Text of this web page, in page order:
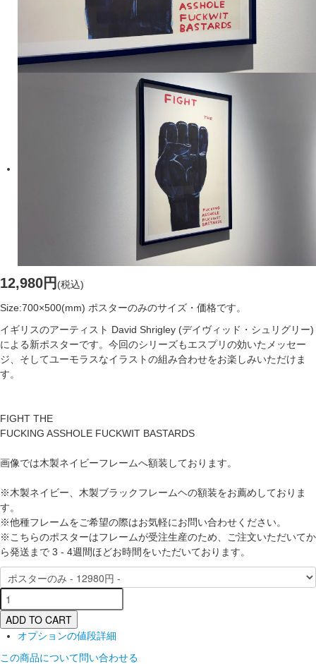
12,980円 (税込)
Size:700×500(mm) ポスターのみのサイズ・価格です。
イギリスのアーティスト David Shrigley (デイヴィッド・シュリグリー)
による新ポスターです。今回のシリーズもエスプリの効いたメッセー
ジ、そしてユーモラスなイラストの組み合わせをお楽しみいただけま
す。
FIGHT THE
FUCKING ASSHOLE FUCKWIT BASTARDS
画像では木製ネイビーフレームへ額装しております。
※木製ネイビー、木製ブラックフレームヘの額装をお薦めしておりま
す。
※他種フレームをご希望の際はお気軽にお問い合わせください。
※こちらのポスターはフレームが受注生産のため、ご注文いただいてか
ら発送まで 3 - 4週間ほどお時間をいただいております。
ADD TO CART
オプションの値段詳細
この商品について問い合わせる